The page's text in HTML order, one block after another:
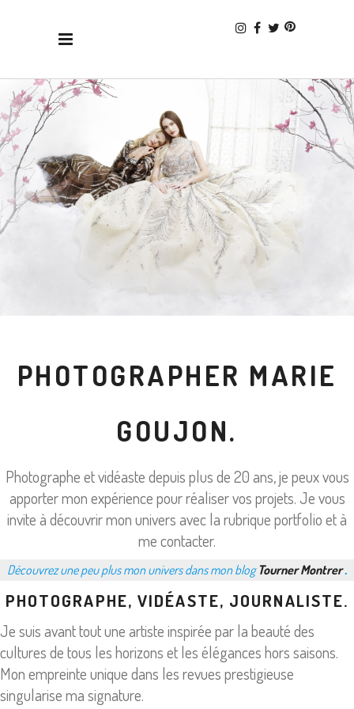
PHOTOGRAPHER MARIE
GOUJON.
Photographe et vidéaste depuis plus de 20 ans, je peux vous
apporter mon expérience pour réaliser vos projets. Je vous
invite à découvrir mon univers avec la rubrique portfolio et à
me contacter.
Découvrez une peu plus mon univers dans mon blogTourner Montrer.
PHOTOGRAPHE, VIDÉASTE, JOURNALISTE.
Je suis avant tout une artiste inspirée par la beauté des
cultures de tous les horizons et les élégances hors saisons.
Mon empreinte unique dans les revues prestigieuse
singularise ma signature.